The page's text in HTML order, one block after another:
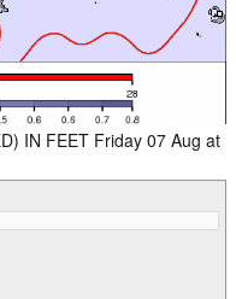
IN FEET Friday 07 Aug at